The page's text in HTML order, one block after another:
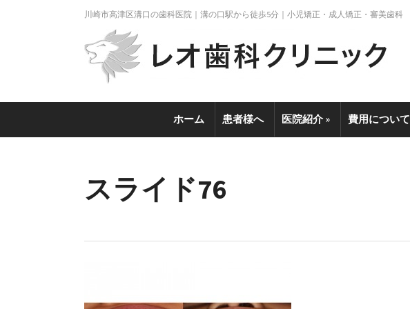
川崎市高津区溝口の歯科医院｜溝の口駅から徒歩5分｜小児矯正・成人矯正・審美歯科
ホーム 患者様へ 医院紹介 » 費用について
スライド76